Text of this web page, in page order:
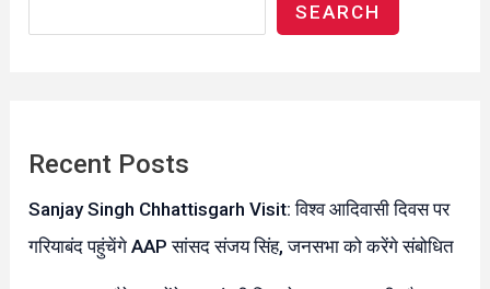
SEARCH
Recent Posts
Sanjay Singh Chhattisgarh Visit: विश्व आदिवासी दिवस पर
गरियाबंद पहुंचेंगे AAP सांसद संजय सिंह, जनसभा को करेंगे संबोधित